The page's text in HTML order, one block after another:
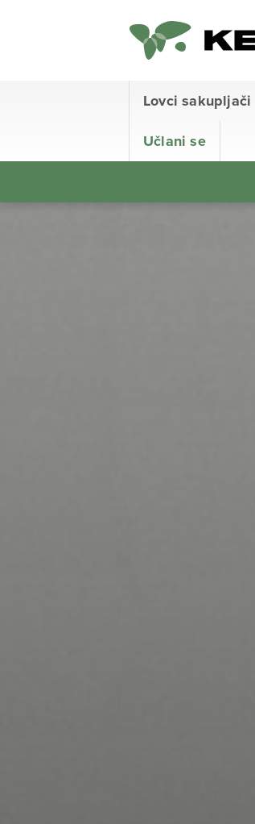
Lovci sakupljači
Učlani se